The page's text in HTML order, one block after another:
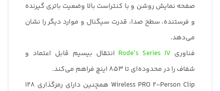
صفحه نمایش روشن و با کنتراست بالا وضعیت باتری گیرنده
و فرستنده، سطح صدا، قدرت سیگنال و موارد دیگر را نشان
می‌دهد.
فناوری Rode’s Series IV انتقال بیسیم قابل اعتماد و
شفاف را در محدوده‌ای تا 853 اینچ فراهم می‌کند.
Wireless PRO 2-Person Clip همچنین دارای رمزگذاری 128